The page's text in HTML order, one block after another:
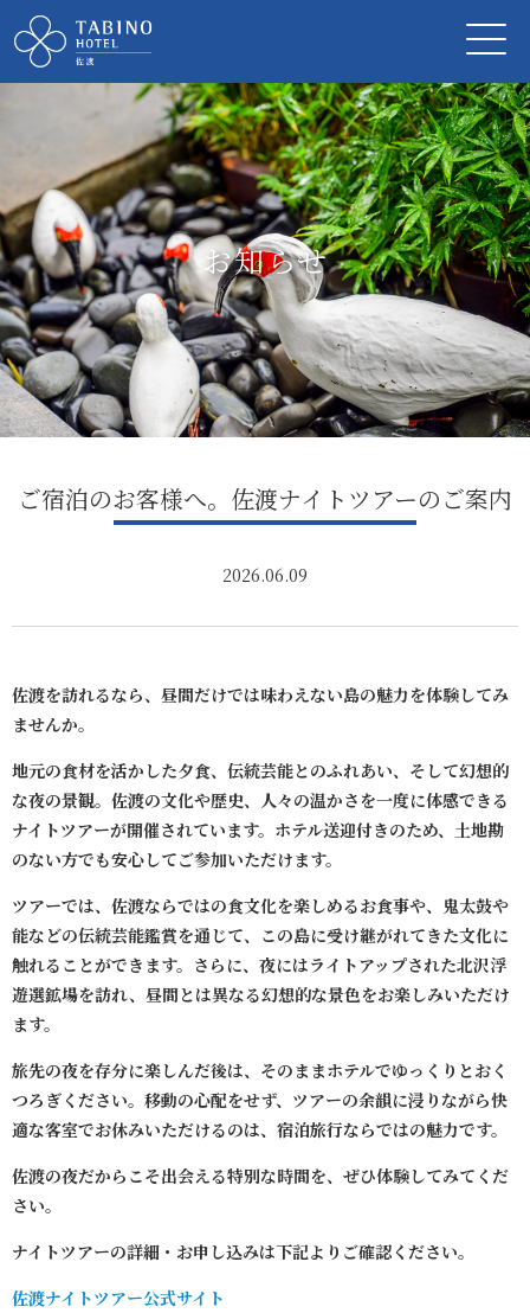
お知らせ
ご宿泊のお客様へ。佐渡ナイトツアーのご案内
2026.06.09
佐渡を訪れるなら、昼間だけでは味わえない島の魅力を体験してみ
ませんか。
地元の食材を活かした夕食、伝統芸能とのふれあい、そして幻想的
な夜の景観。佐渡の文化や歴史、人々の温かさを一度に体感できる
ナイトツアーが開催されています。ホテル送迎付きのため、土地勘
のない方でも安心してご参加いただけます。
ツアーでは、佐渡ならではの食文化を楽しめるお食事や、鬼太鼓や
能などの伝統芸能鑑賞を通じて、この島に受け継がれてきた文化に
触れることができます。さらに、夜にはライトアップされた北沢浮
遊選鉱場を訪れ、昼間とは異なる幻想的な景色をお楽しみいただけ
ます。
旅先の夜を存分に楽しんだ後は、そのままホテルでゆっくりとおく
つろぎください。移動の心配をせず、ツアーの余韻に浸りながら快
適な客室でお休みいただけるのは、宿泊旅行ならではの魅力です。
佐渡の夜だからこそ出会える特別な時間を、ぜひ体験してみてくだ
さい。
ナイトツアーの詳細・お申し込みは下記よりご確認ください。
佐渡ナイトツアー公式サイト